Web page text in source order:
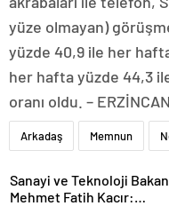
yüze olmayan)
yüzde 40,9 ile her
her hafta yüzde 44,3
oranı oldu. – ERZİNCAN
Arkadaş Memnun
Sanayi ve Teknoloji
Mehmet Fatih Kacır: